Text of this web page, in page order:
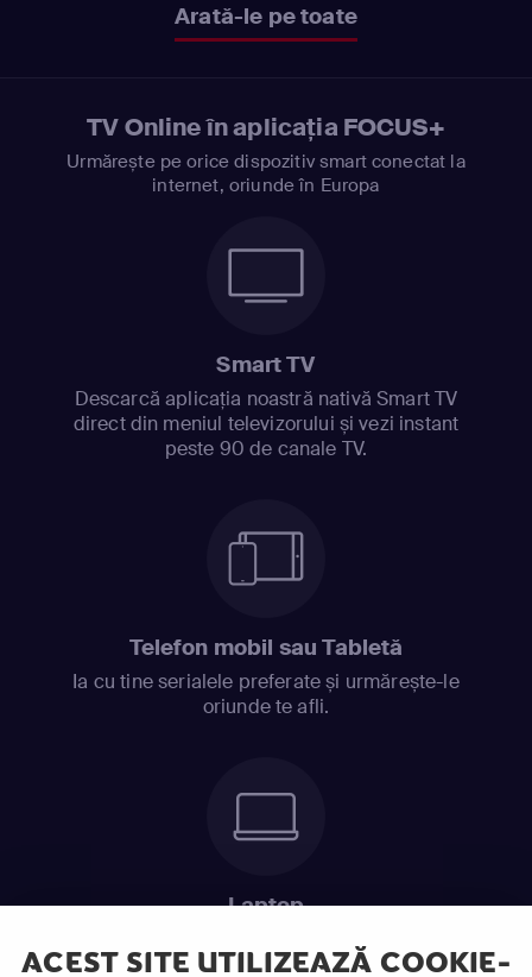
ACEST SITE UTILIZEAZĂ COOKIE-
Arată-le pe toate
TV Online în aplicația FOCUS+
Urmărește pe orice dispozitiv smart conectat la
internet, oriunde în Europa
Smart TV
Descarcă aplicația noastră nativă Smart TV
direct din meniul televizorului și vezi instant
peste 90 de canale TV.
Telefon mobil sau Tabletă
Ia cu tine serialele preferate și urmărește-le
oriunde te afli.
Laptop